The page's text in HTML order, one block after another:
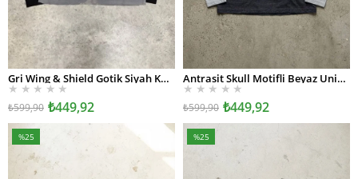
SEPETE EKLE Gri Wing & Shield Gotik Siyah Kollu Unisex Sweatshirt
★ ★ ★ ★ ★
₺449,92
₺599,90
SEPETE EKLE Antrasit Skull Motifli Beyaz Unisex Sweatshirt
★ ★ ★ ★ ★
₺449,92
₺599,90
%25
İndirim
%25İndirim
%25